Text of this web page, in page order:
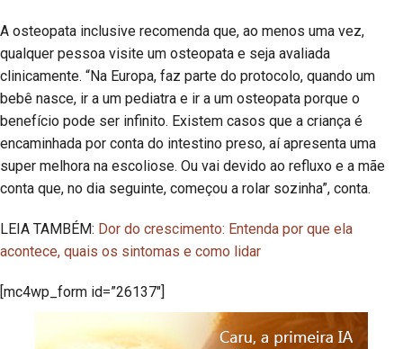
A osteopata inclusive recomenda que, ao menos uma vez,
qualquer pessoa visite um osteopata e seja avaliada
clinicamente. “Na Europa, faz parte do protocolo, quando um
bebê nasce, ir a um pediatra e ir a um osteopata porque o
benefício pode ser infinito. Existem casos que a criança é
encaminhada por conta do intestino preso, aí apresenta uma
super melhora na escoliose. Ou vai devido ao refluxo e a mãe
conta que, no dia seguinte, começou a rolar sozinha”, conta.
LEIA TAMBÉM: Dor do crescimento: Entenda por que ela
acontece, quais os sintomas e como lidar
[mc4wp_form id=”26137″]